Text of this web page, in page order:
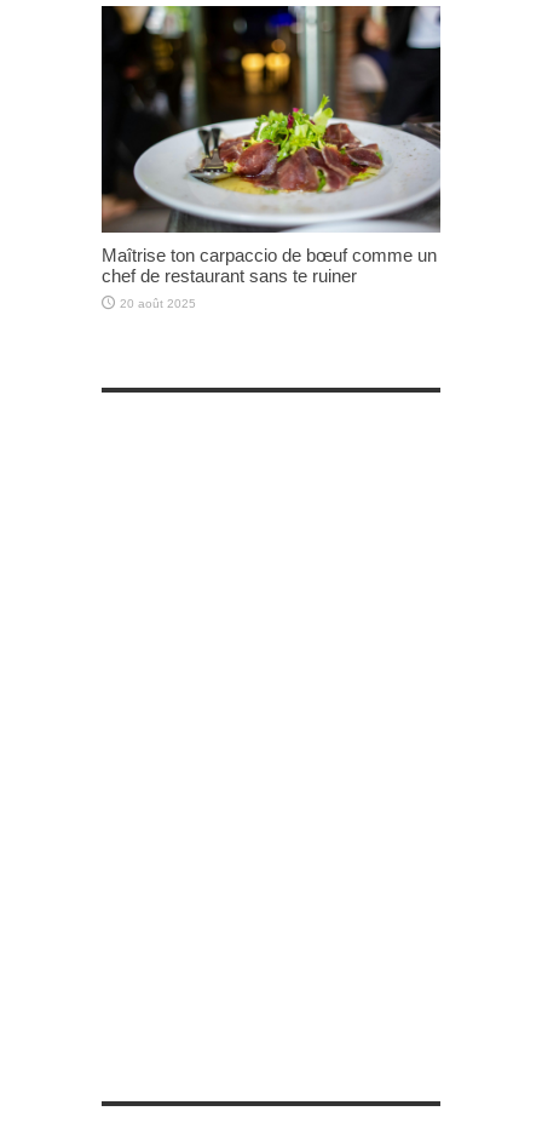
Maîtrise ton carpaccio de bœuf comme un
chef de restaurant sans te ruiner
20 août 2025